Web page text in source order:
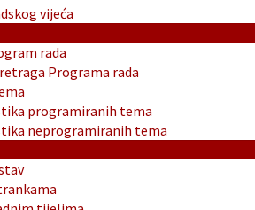
vijeća
rada
Programa rada
programiranih tema
neprogramiranih tema